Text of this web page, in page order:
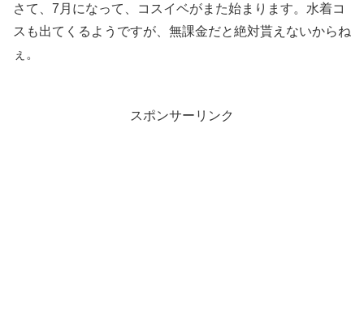
さて、7月になって、コスイベがまた始まります。水着コ
スも出てくるようですが、無課金だと絶対貰えないからね
ぇ。
スポンサーリンク